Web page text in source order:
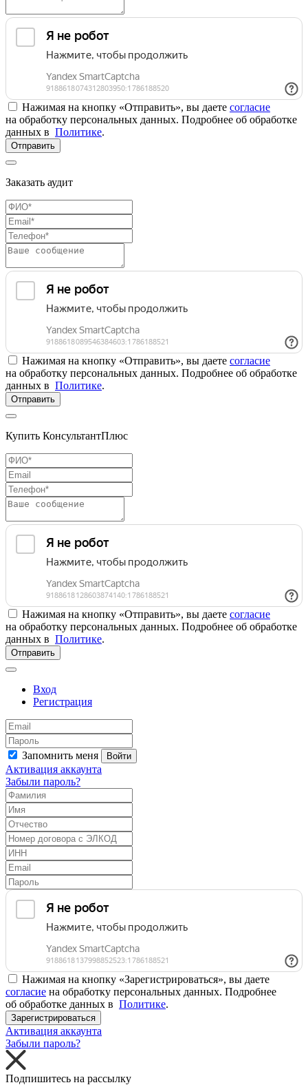
Нажимая на кнопку «Отправить», вы даете согласие
на обработку персональных данных. Подробнее об обработке
данных в Политике.
Отправить
Заказать аудит
Нажимая на кнопку «Отправить», вы даете согласие
на обработку персональных данных. Подробнее об обработке
данных в Политике.
Отправить
Купить КонсультантПлюс
Нажимая на кнопку «Отправить», вы даете согласие
на обработку персональных данных. Подробнее об обработке
данных в Политике.
Отправить
Вход
Регистрация
Запомнить меня Войти
Активация аккаунта
Забыли пароль?
Нажимая на кнопку «Зарегистрироваться», вы даете
согласие на обработку персональных данных. Подробнее
об обработке данных в Политике.
Зарегистрироваться
Активация аккаунта
Забыли пароль?
Подпишитесь на рассылку